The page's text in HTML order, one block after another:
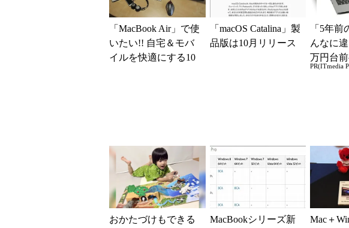
「MacBook Air」で使
いたい!! 自宅＆モバ
イルを快適にする10
「macOS Catalina」製
品版は10月リリース
「5年前
んなに
万円台
る快適
PR(ITmedia
おかたづけもできる
MacBookシリーズ新
Mac＋